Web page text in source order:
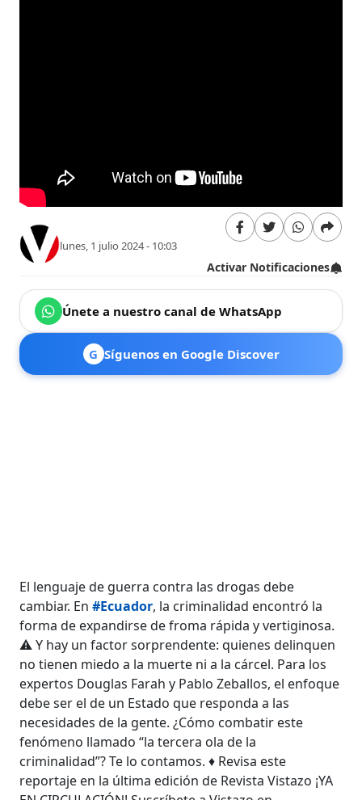
lunes, 1 julio 2024 - 10:03
Activar Notificaciones
Únete a nuestro canal de WhatsApp
G Síguenos en Google Discover
El lenguaje de guerra contra las drogas debe
cambiar. En#Ecuador, la criminalidad encontró la
forma de expandirse de froma rápida y vertiginosa.
⚠ Y hay un factor sorprendente: quienes delinquen
no tienen miedo a la muerte ni a la cárcel. Para los
expertos Douglas Farah y Pablo Zeballos, el enfoque
debe ser el de un Estado que responda a las
necesidades de la gente. ¿Cómo combatir este
fenómeno llamado “la tercera ola de la
criminalidad”? Te lo contamos. ♦ Revisa este
reportaje en la última edición de Revista Vistazo ¡YA